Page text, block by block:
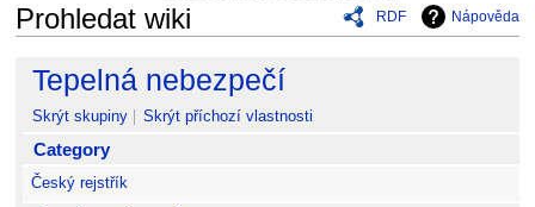
RDF
Nápověda
Prohledat wiki
Skočit
navigaci
Skočit
vyhledávání
Tepelná nebezpečí
Skrýt skupiny Skrýt příchozí vlastnosti
Category
Český rejstřík